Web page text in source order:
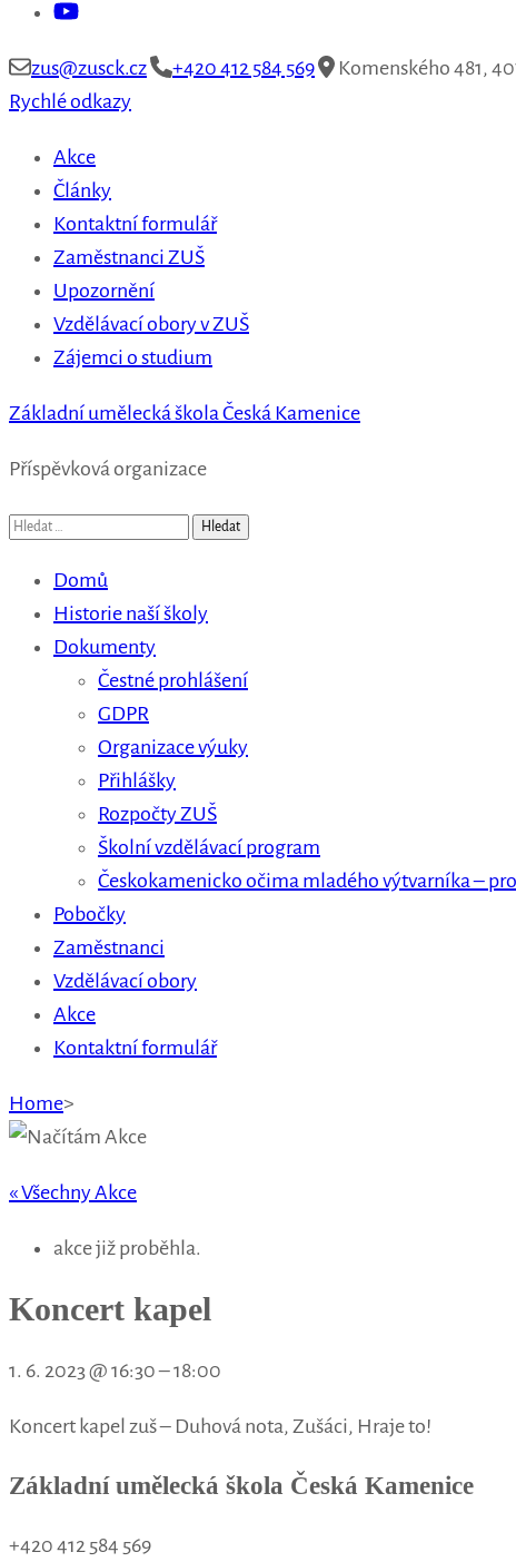
zus@zusck.cz +420 412 584 569
Komenského 481,
Rychlé odkazy
Akce
Články
Kontaktní formulář
Zaměstnanci ZUŠ
Upozornění
Vzdělávací obory v ZUŠ
Zájemci o studium
Základní umělecká škola Česká Kamenice
Příspěvková organizace
Vyhledávání
Domů
Historie naší školy
Dokumenty
Čestné prohlášení
GDPR
Organizace výuky
Přihlášky
Rozpočty ZUŠ
Školní vzdělávací program
Českokamenicko očima mladého výtvarníka –
Pobočky
Zaměstnanci
Vzdělávací obory
Akce
Kontaktní formulář
Home>
« Všechny Akce
akce již proběhla.
Koncert kapel
1. 6. 2023@ 16:30–18:00
Koncert kapel zuš – Duhová nota, Zušáci, Hraje to!
Základní umělecká škola Česká Kamenice
+420 412 584 569